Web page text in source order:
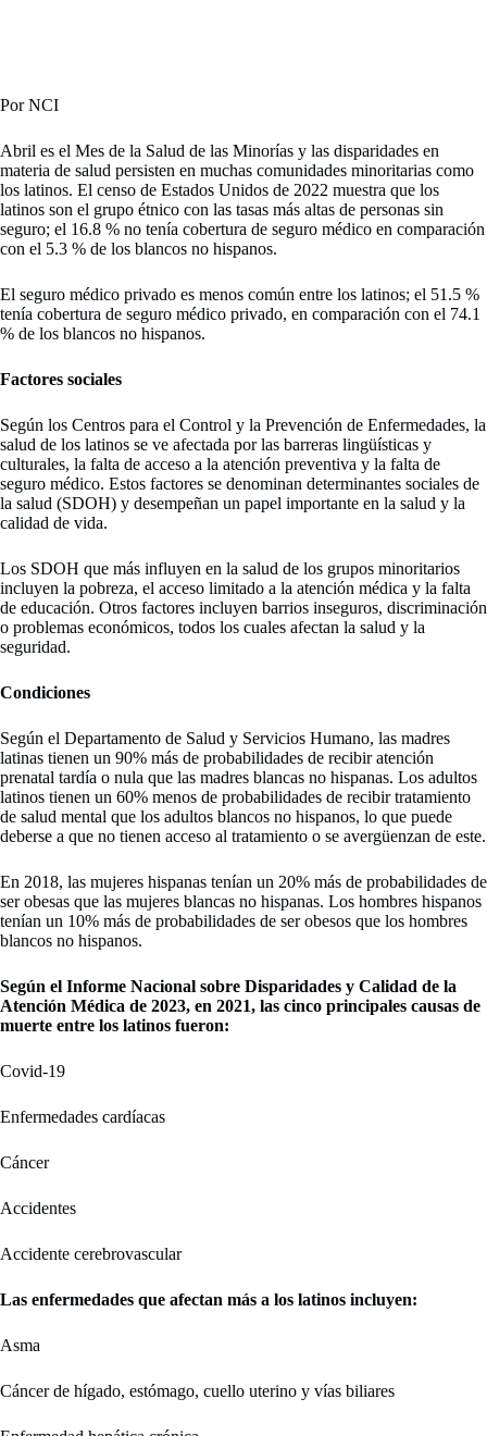
Por NCI
Abril es el Mes de la Salud de las Minorías y las disparidades en
materia de salud persisten en muchas comunidades minoritarias como
los latinos. El censo de Estados Unidos de 2022 muestra que los
latinos son el grupo étnico con las tasas más altas de personas sin
seguro; el 16.8 % no tenía cobertura de seguro médico en comparación
con el 5.3 % de los blancos no hispanos.
El seguro médico privado es menos común entre los latinos; el 51.5 %
tenía cobertura de seguro médico privado, en comparación con el 74.1
% de los blancos no hispanos.
Factores sociales
Según los Centros para el Control y la Prevención de Enfermedades, la
salud de los latinos se ve afectada por las barreras lingüísticas y
culturales, la falta de acceso a la atención preventiva y la falta de
seguro médico. Estos factores se denominan determinantes sociales de
la salud (SDOH) y desempeñan un papel importante en la salud y la
calidad de vida.
Los SDOH que más influyen en la salud de los grupos minoritarios
incluyen la pobreza, el acceso limitado a la atención médica y la falta
de educación. Otros factores incluyen barrios inseguros, discriminación
o problemas económicos, todos los cuales afectan la salud y la
seguridad.
Condiciones
Según el Departamento de Salud y Servicios Humano, las madres
latinas tienen un 90% más de probabilidades de recibir atención
prenatal tardía o nula que las madres blancas no hispanas. Los adultos
latinos tienen un 60% menos de probabilidades de recibir tratamiento
de salud mental que los adultos blancos no hispanos, lo que puede
deberse a que no tienen acceso al tratamiento o se avergüenzan de este.
En 2018, las mujeres hispanas tenían un 20% más de probabilidades de
ser obesas que las mujeres blancas no hispanas. Los hombres hispanos
tenían un 10% más de probabilidades de ser obesos que los hombres
blancos no hispanos.
Según el Informe Nacional sobre Disparidades y Calidad de la
Atención Médica de 2023, en 2021, las cinco principales causas de
muerte entre los latinos fueron:
Covid-19
Enfermedades cardíacas
Cáncer
Accidentes
Accidente cerebrovascular
Las enfermedades que afectan más a los latinos incluyen:
Asma
Cáncer de hígado, estómago, cuello uterino y vías biliares